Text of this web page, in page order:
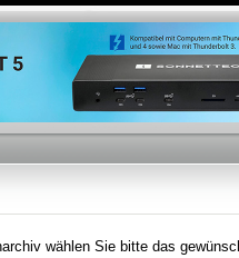
wählen Sie bitte das